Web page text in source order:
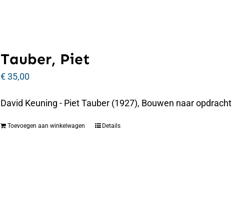
Tauber, Piet
€35,00
David Keuning - Piet Tauber (1927), Bouwen naar opdracht
Toevoegen aan winkelwagen Details